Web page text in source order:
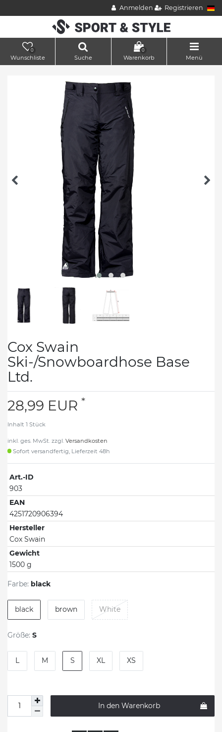
Anmelden Registrieren
0
Wunschliste Suche
0
Warenkorb Menü
Cox Swain
Ski-/Snowboardhose Base
Ltd.
28,99 EUR *
Inhalt 1 Stück
inkl. ges. MwSt. zzgl. Versandkosten
Sofort versandfertig, Lieferzeit 48h
Art.-ID
903
EAN
4251720906394
Hersteller
Cox Swain
Gewicht
1500 g
Farbe: black
black brown White
Größe: S
L M S XL XS
In den Warenkorb